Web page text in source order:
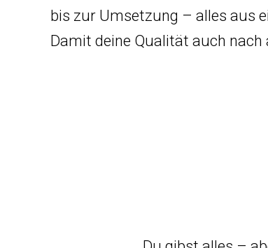
bis zur Umsetzung – alles aus
Damit deine Qualität auch